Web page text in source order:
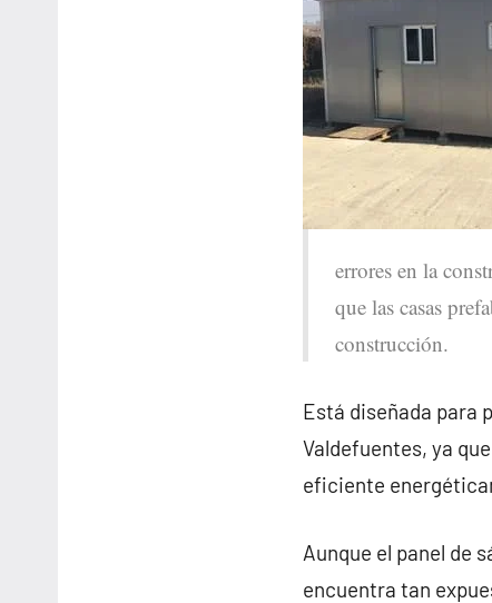
errores en la
que las casas
construcción.
Está diseñada para
Valdefuentes, ya
eficiente
Aunque el panel de
encuentra tan